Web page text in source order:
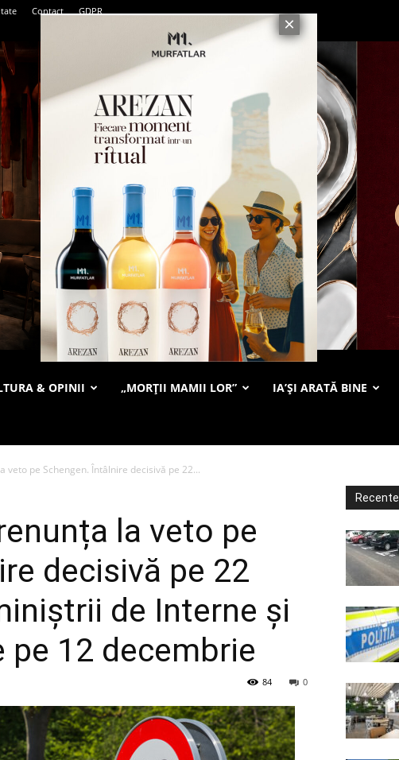
Contact GDPR
& OPINII „MORȚII MAMII LOR” IA’ȘI ARATĂ BINE
veto pe Schengen. Întâlnire decisivă pe 22...
la veto pe
decisivă pe 22
de Interne și
12 decembrie
0
84
Recente